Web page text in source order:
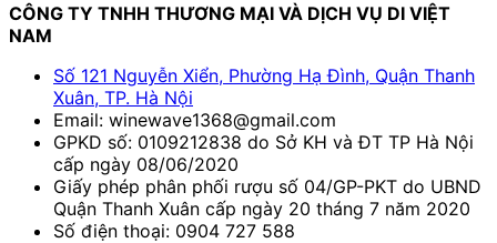
CÔNG TY TNHH THƯƠNG MẠI VÀ DỊCH VỤ DI VIỆT
NAM
Số 121 Nguyễn Xiển, Phường Hạ Đình, Quận Thanh
Xuân, TP. Hà Nội
Email: winewave1368@gmail.com
GPKD số: 0109212838 do Sở KH và ĐT TP Hà Nội
cấp ngày 08/06/2020
Giấy phép phân phối rượu số 04/GP-PKT do UBND
Quận Thanh Xuân cấp ngày 20 tháng 7 năm 2020
Số điện thoại: 0904 727 588